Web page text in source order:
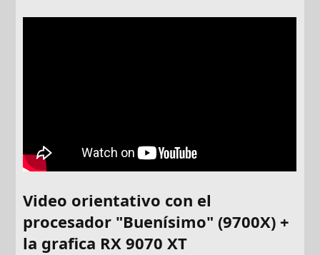
Video orientativo con el
procesador "Buenísimo" (9700X) +
la grafica RX 9070 XT